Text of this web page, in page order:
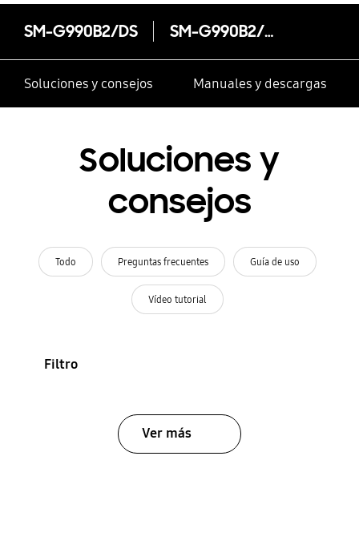
SM-G990B2/DS SM-G990B2/DS
Soluciones y consejos Manuales y descargas
Soluciones y
consejos
Todo Preguntas frecuentes Guía de uso
Vídeo tutorial
Filtro
Ver más